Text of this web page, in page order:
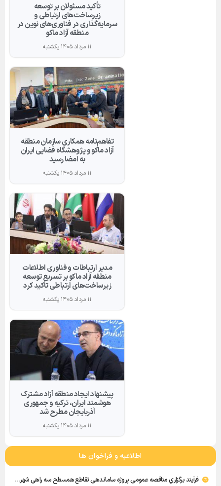
تأکید مسئولان بر توسعه
زیرساخت‌های ارتباطی و
سرمایه‌گذاری در فناوری‌های نوین در
منطقه آزاد ماکو
۱۱ مرداد ۱۴۰۵ یکشنبه
تفاهم‌نامه همکاری سازمان منطقه
آزاد ماکو و پژوهشگاه فضایی ایران
به امضا رسید
۱۱ مرداد ۱۴۰۵ یکشنبه
مدیر ارتباطات و فناوری اطلاعات
منطقه آزاد ماکو بر تسریع توسعه
زیرساخت‌های ارتباطی تأکید کرد
۱۱ مرداد ۱۴۰۵ یکشنبه
پیشنهاد ایجاد منطقه آزاد مشترک
هوشمند ایران، ترکیه و جمهوری
آذربایجان مطرح شد
۱۱ مرداد ۱۴۰۵ یکشنبه
اطلاعیه و فراخوان ها
فرآيند برگزاري مناقصه عمومی پروژه ساماندهي تقاطع همسطح سه راهي شهرستان شوط